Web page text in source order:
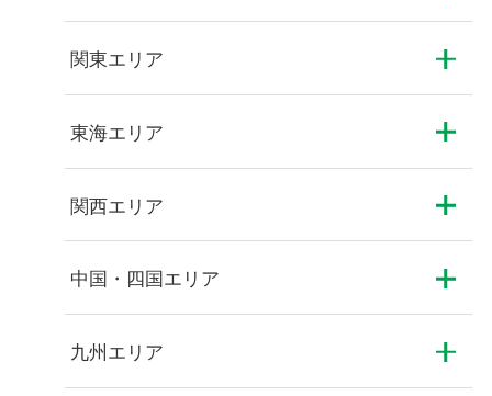
関東エリア
東海エリア
関西エリア
中国・四国エリア
九州エリア